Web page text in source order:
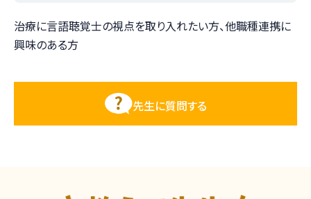
治療に言語聴覚士の視点を取り入れたい方、他職種連携に
興味のある方
先生に質問する